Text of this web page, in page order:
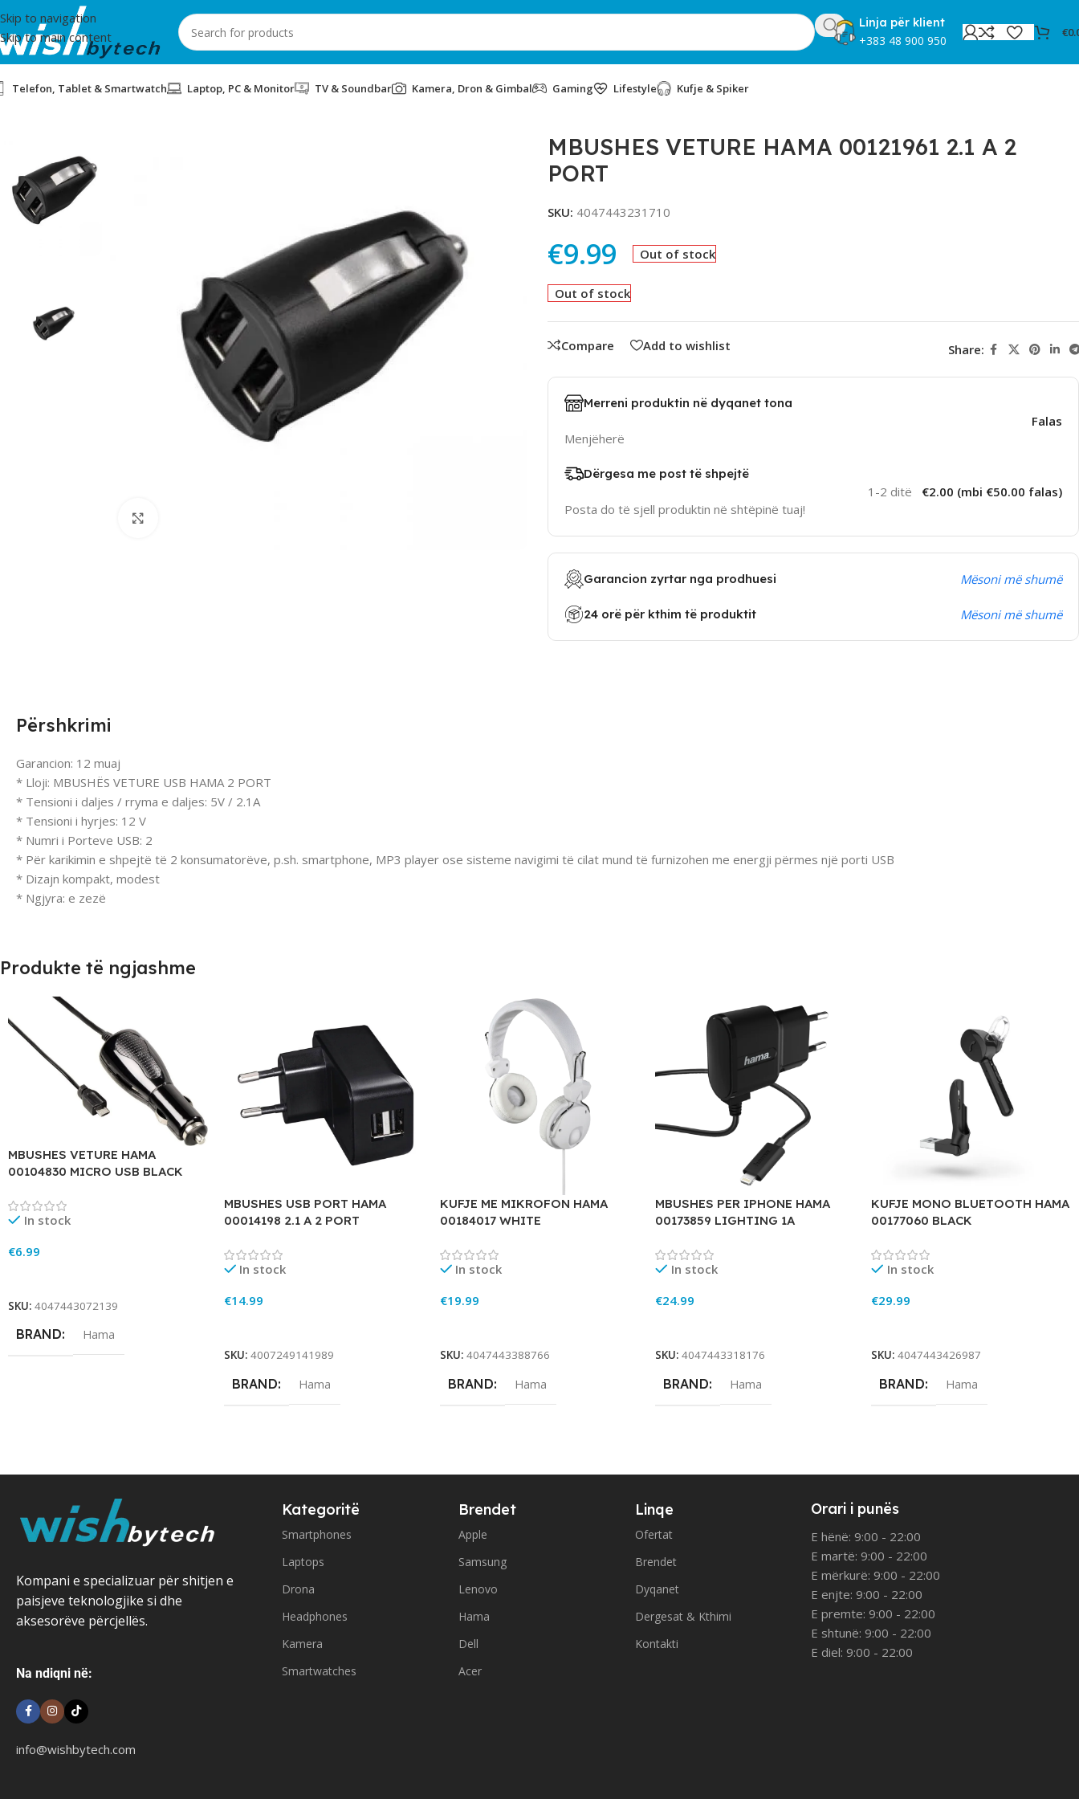
Skip to navigation
Skip to main content
Linja për klient
+383 48 900 950
€
Telefon, Tablet & Smartwatch Laptop, PC & Monitor TV & Soundbar Kamera, Dron & Gimbal Gaming Lifestyle Kufje & Spiker
MBUSHES VETURE HAMA 00121961 2.1 A 2
PORT
SKU: 4047443231710
€9.99 Out of stock
Out of stock
Compare Add to wishlist Share:
Merreni produktin në dyqanet tona
Menjëherë
Falas
Dërgesa me post të shpejtë
Posta do të sjell produktin në shtëpinë tuaj!
1-2 ditë €2.00 (mbi €50.00 falas)
Garancion zyrtar nga prodhuesi Mësoni më shumë
24 orë për kthim të produktit Mësoni më shumë
Përshkrimi
Garancion: 12 muaj
* Lloji: MBUSHËS VETURE USB HAMA 2 PORT
* Tensioni i daljes / rryma e daljes: 5V / 2.1A
* Tensioni i hyrjes: 12 V
* Numri i Porteve USB: 2
* Për karikimin e shpejtë të 2 konsumatorëve, p.sh. smartphone, MP3 player ose sisteme navigimi të cilat mund të furnizohen me energji përmes një porti USB
* Dizajn kompakt, modest
* Ngjyra: e zezë
Produkte të ngjashme
MBUSHES VETURE HAMA
00104830 MICRO USB BLACK
In stock
€6.99
SKU: 4047443072139
BRAND Hama
MBUSHES USB PORT HAMA
00014198 2.1 A 2 PORT
In stock
€14.99
SKU: 4007249141989
BRAND Hama
KUFJE ME MIKROFON HAMA
00184017 WHITE
In stock
€19.99
SKU: 4047443388766
BRAND Hama
MBUSHES PER IPHONE HAMA
00173859 LIGHTING 1A
In stock
€24.99
SKU:4047443318176
BRAND Hama
KUFJE MONO BLUETOOTH HAMA
00177060 BLACK
In stock
€29.99
SKU:4047443426987
BRAND Hama
Kompani e specializuar për shitjen e
paisjeve teknologjike si dhe
aksesorëve përcjellës.
Na ndiqni në:
info@wishbytech.com
Kategoritë
Smartphones
Laptops
Drona
Headphones
Kamera
Smartwatches
Brendet
Apple
Samsung
Lenovo
Hama
Dell
Acer
Linqe
Ofertat
Brendet
Dyqanet
Dergesat & Kthimi
Kontakti
Orari i punës
E hënë: 9:00 - 22:00
E martë: 9:00 - 22:00
E mërkurë: 9:00 - 22:00
E enjte: 9:00 - 22:00
E premte: 9:00 - 22:00
E shtunë: 9:00 - 22:00
E diel: 9:00 - 22:00